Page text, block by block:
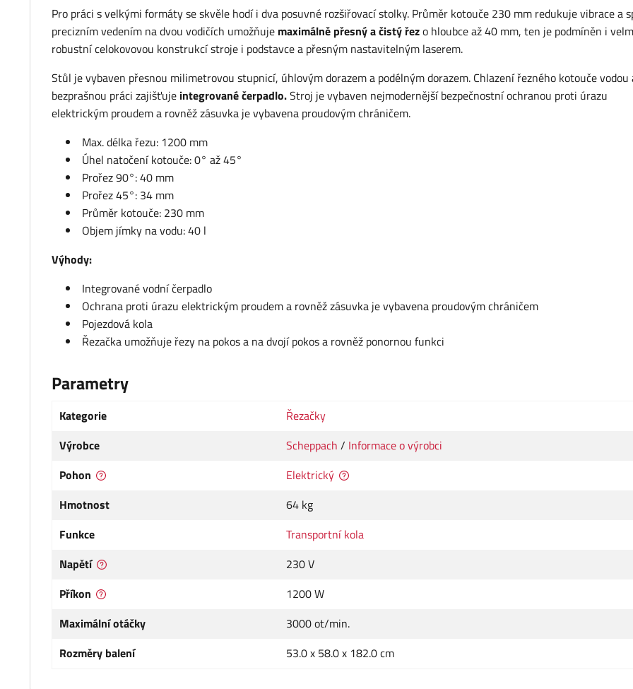
Pro práci s velkými formáty se skvěle hodí i dva posuvné rozšiřovací stolky. Průměr kotouče 230 mm redukuje vibrace a
precizním vedením na dvou vodičích umožňuje maximálně přesný a čistý řezo hloubce až 40 mm, ten je podmíněn i
robustní celokovovou konstrukcí stroje i podstavce a přesným nastavitelným laserem.
Stůl je vybaven přesnou milimetrovou stupnicí, úhlovým dorazem a podélným dorazem. Chlazení řezného kotouče vodou
bezprašnou práci zajišťuje integrované čerpadlo.Stroj je vybaven nejmodernější bezpečnostní ochranou proti úrazu
elektrickým proudem a rovněž zásuvka je vybavena proudovým chráničem.
Max. délka řezu: 1200 mm
Úhel natočení kotouče: 0° až 45°
Prořez 90°: 40 mm
Prořez 45°: 34 mm
Průměr kotouče: 230 mm
Objem jímky na vodu: 40 l
Výhody:
Integrované vodní čerpadlo
Ochrana proti úrazu elektrickým proudem a rovněž zásuvka je vybavena proudovým chráničem
Pojezdová kola
Řezačka umožňuje řezy na pokos a na dvojí pokos a rovněž ponornou funkci
Parametry
Kategorie
Řezačky
Výrobce
Scheppach / Informace o výrobci
Pohon
Elektrický
Hmotnost
64 kg
Funkce
Transportní kola
Napětí
230 V
Příkon
1200 W
Maximální otáčky
3000 ot/min.
Rozměry balení
53.0 x 58.0 x 182.0 cm